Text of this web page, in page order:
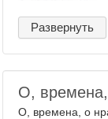
Развернуть
О,
О, времена, о